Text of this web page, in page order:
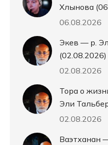
Хлынова
06.08.2026
Экев — р.
(02.08.2026)
02.08.2026
Тора о
Эли
02.08.2026
Ваэтханан